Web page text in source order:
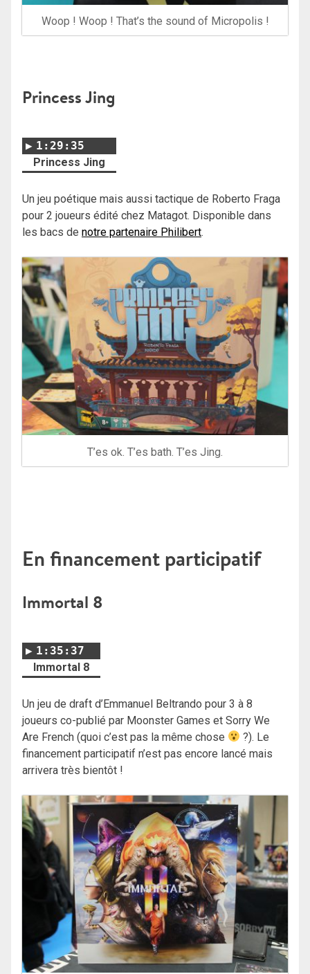
Woop ! Woop ! That’s the sound of Micropolis !
Princess Jing
1:29:35
Princess Jing
Un jeu poétique mais aussi tactique de Roberto Fraga
pour 2 joueurs édité chez Matagot. Disponible dans
les bacs de notre partenaire Philibert.
T’es ok. T’es bath. T’es Jing.
En financement participatif
Immortal 8
1:35:37
Immortal 8
Un jeu de draft d’Emmanuel Beltrando pour 3 à 8
joueurs co-publié par Moonster Games et Sorry We
Are French (quoi c’est pas la même chose
?). Le
financement participatif n’est pas encore lancé mais
arrivera très bientôt !